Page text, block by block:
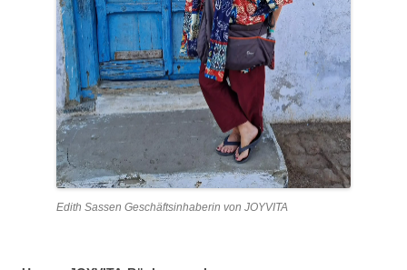
Edith Sassen Geschäftsinhaberin von JOYVITA